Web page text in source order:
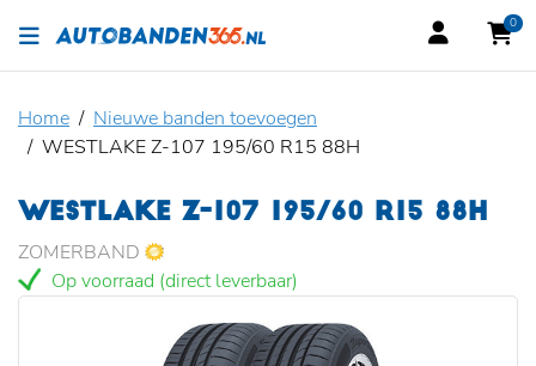
0
Home
Nieuwe banden toevoegen
WESTLAKE Z-107 195/60 R15 88H
WESTLAKE Z-107 195/60 R15 88H
ZOMERBAND
Op voorraad (direct leverbaar)